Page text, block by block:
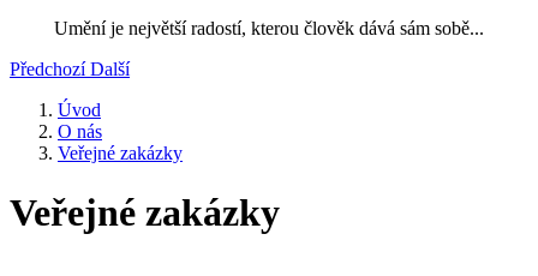
Umění je největší radostí, kterou člověk dává sám sobě...
Předchozí Další
Úvod
O nás
Veřejné zakázky
Veřejné zakázky